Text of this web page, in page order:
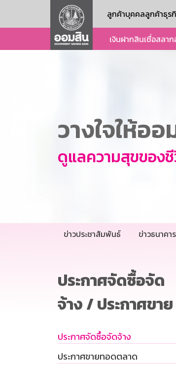
ลูกค้าบุคคลลูกค้าธุร
เงินฝากสินเชื่อสลา
วางใจให้อ
ดูแลความสุขของ
ข่าวประชาสัมพันธ์ ข่าวธนาคาร
ประกาศจัดซื้อจัด
จ้าง / ประกาศขาย
ประกาศจัดซื้อจัดจ้าง
ประกาศขายทอดตลาด